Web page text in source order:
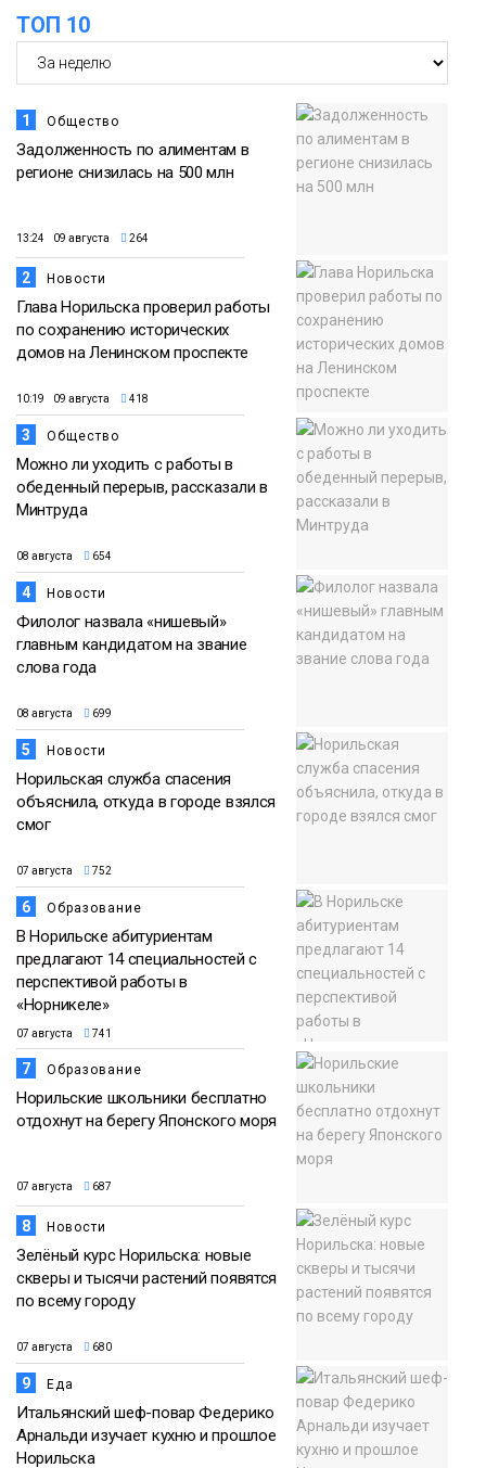
Спорт
ТОП 10
1 Общество
Задолженность по алиментам в
регионе снизилась на 500 млн
13:24 09 августа 264
2 Новости
Глава Норильска проверил работы
по сохранению исторических
домов на Ленинском проспекте
10:19 09 августа 418
3 Общество
Можно ли уходить с работы в
обеденный перерыв, рассказали в
Минтруда
08 августа 654
4 Новости
Филолог назвала «нишевый»
главным кандидатом на звание
слова года
08 августа 699
5 Новости
Норильская служба спасения
объяснила, откуда в городе взялся
смог
07 августа 752
6 Образование
В Норильске абитуриентам
предлагают 14 специальностей с
перспективой работы в
«Норникеле»
07 августа 741
7 Образование
Норильские школьники бесплатно
отдохнут на берегу Японского моря
07 августа 687
8 Новости
Зелёный курс Норильска: новые
скверы и тысячи растений появятся
по всему городу
07 августа 680
9 Еда
Итальянский шеф-повар Федерико
Арнальди изучает кухню и прошлое
Норильска